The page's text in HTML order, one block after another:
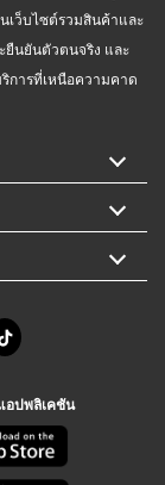
ว็บไซต์รวมสินค้าและ
ยืนยันตัวตนจริง และ
การที่เหนือความคาด
ปพลิเคชัน